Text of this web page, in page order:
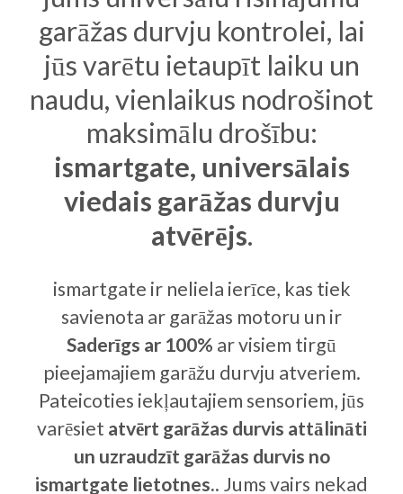
garāžas durvju kontrolei, lai
jūs varētu ietaupīt laiku un
naudu, vienlaikus nodrošinot
maksimālu drošību:
ismartgate, universālais
viedais garāžas durvju
atvērējs.
ismartgate ir neliela ierīce, kas tiek
savienota ar garāžas motoru un ir
Saderīgs ar 100% ar visiem tirgū
pieejamajiem garāžu durvju atveriem.
Pateicoties iekļautajiem sensoriem, jūs
varēsiet atvērt garāžas durvis attālināti
un uzraudzīt garāžas durvis no
ismartgate lietotnes.. Jums vairs nekad